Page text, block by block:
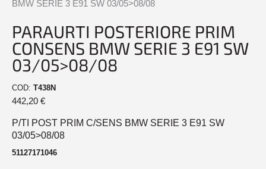
BMW SERIE 3 E91 SW 03/05>08/08
PARAURTI POSTERIORE PRIM
CONSENS BMW SERIE 3 E91 SW
03/05>08/08
COD: T438N
442,20 €
P/TI POST PRIM C/SENS BMW SERIE 3 E91 SW
03/05>08/08
51127171046